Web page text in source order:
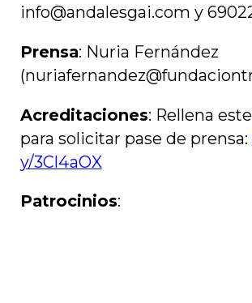
info@andalesgai.com y
Prensa: Nuria Fernández
Acreditaciones: Rellena
para solicitar pase de prensa:
y/3Cl4aOX
Patrocinios: